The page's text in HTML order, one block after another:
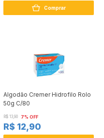
Comprar
Algodão Cremer Hidrofilo Rolo
50g C/80
R$ 13,90 7% OFF
R$ 12,90